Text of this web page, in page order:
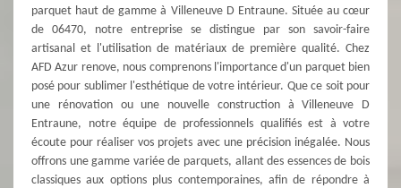
parquet haut de gamme à Villeneuve D Entraune. Située au cœur
de 06470, notre entreprise se distingue par son savoir-faire
artisanal et l'utilisation de matériaux de première qualité. Chez
AFD Azur renove, nous comprenons l'importance d'un parquet bien
posé pour sublimer l'esthétique de votre intérieur. Que ce soit pour
une rénovation ou une nouvelle construction à Villeneuve D
Entraune, notre équipe de professionnels qualifiés est à votre
écoute pour réaliser vos projets avec une précision inégalée. Nous
offrons une gamme variée de parquets, allant des essences de bois
classiques aux options plus contemporaines, afin de répondre à